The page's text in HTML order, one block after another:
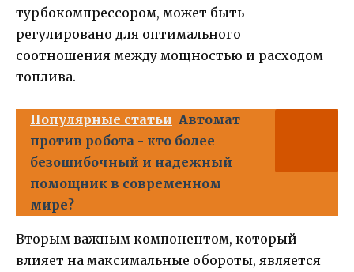
турбокомпрессором, может быть
регулировано для оптимального
соотношения между мощностью и расходом
топлива.
Популярные статьи Автомат
против робота - кто более
безошибочный и надежный
помощник в современном
мире?
Вторым важным компонентом, который
влияет на максимальные обороты, является